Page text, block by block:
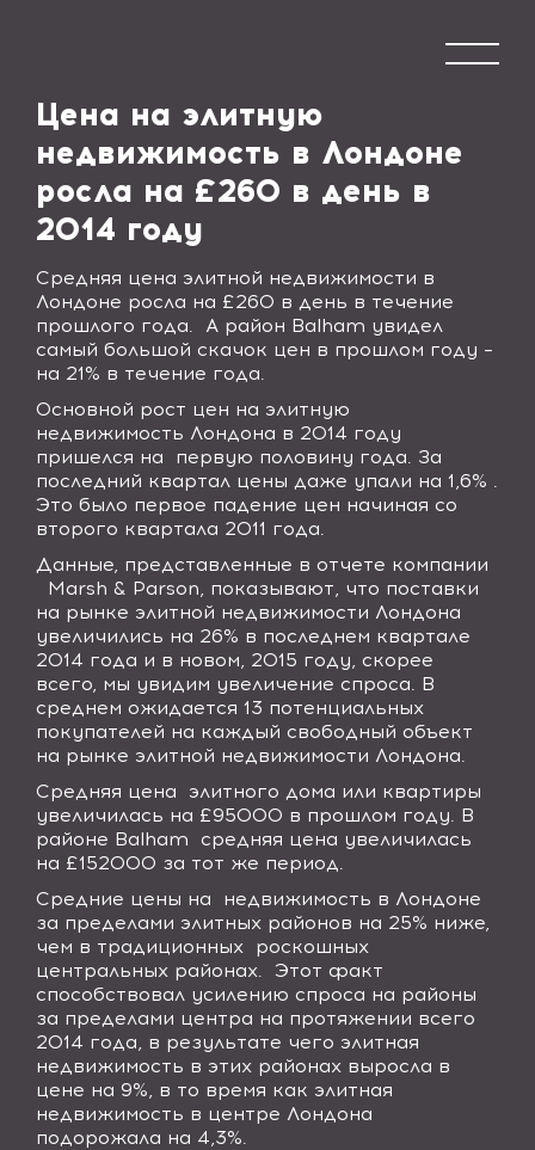
Цена на элитную
недвижимость в Лондоне
росла на £260 в день в
2014 году
Средняя цена элитной недвижимости в
Лондоне росла на £260 в день в течение
прошлого года.
А район Balham увидел
самый большой скачок цен в прошлом году –
на 21% в течение года.
Основной рост цен на элитную
недвижимость Лондона в 2014 году
пришелся на
первую половину года. За
последний квартал цены даже упали на 1,6% .
Это было первое падение цен начиная со
второго квартала 2011 года.
Данные, представленные в отчете компании
Marsh & Parson, показывают, что поставки
на рынке элитной недвижимости Лондона
увеличились на 26% в последнем квартале
2014 года и в новом, 2015 году, скорее
всего, мы увидим увеличение спроса. В
среднем ожидается 13 потенциальных
покупателей на каждый свободный объект
на рынке элитной недвижимости Лондона.
Средняя цена
элитного дома или квартиры
увеличилась на £95000 в прошлом году. В
районе Balham
средняя цена увеличилась
на £152000 за тот же период.
Средние цены на
недвижимость в Лондоне
за пределами элитных районов на 25% ниже,
чем в традиционных роскошных
центральных районах.
Этот факт
способствовал усилению спроса на районы
за пределами центра на протяжении всего
2014 года, в результате чего элитная
недвижимость в этих районах выросла в
цене на 9%, в то время как элитная
недвижимость в центре Лондона
подорожала на 4,3%.